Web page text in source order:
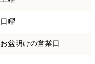
日曜
お盆明けの営業日